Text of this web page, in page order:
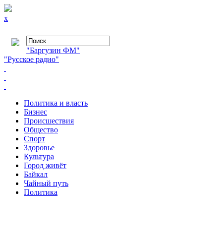
x
"Баргузин ФМ"
"Русское радио"
Политика и власть
Бизнес
Происшествия
Общество
Cпорт
Здоровье
Культура
Город живёт
Байкал
Чайный путь
Политика